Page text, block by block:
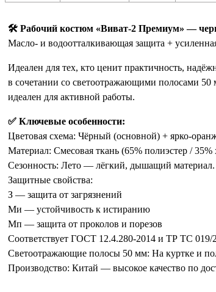
🛠️ Рабочий костюм «Виват-2 Премиум» —
Масло- и водоотталкивающая защита +
Идеален для тех, кто ценит практичность,
в сочетании со светоотражающими полосами
идеален для активной работы.
✅ Ключевые особенности:
Цветовая схема: Чёрный (основной) + ярко-
Материал: Смесовая ткань (65% полиэстер /
Сезонность: Лето — лёгкий, дышащий материал.
Защитные свойства:
З — защита от загрязнений
Ми — устойчивость к истиранию
Мп — защита от проколов и порезов
Соответствует ГОСТ 12.4.280-2014 и ТР ТС 019/
Светоотражающие полосы 50 мм: На куртке и
Производство: Китай — высокое качество по